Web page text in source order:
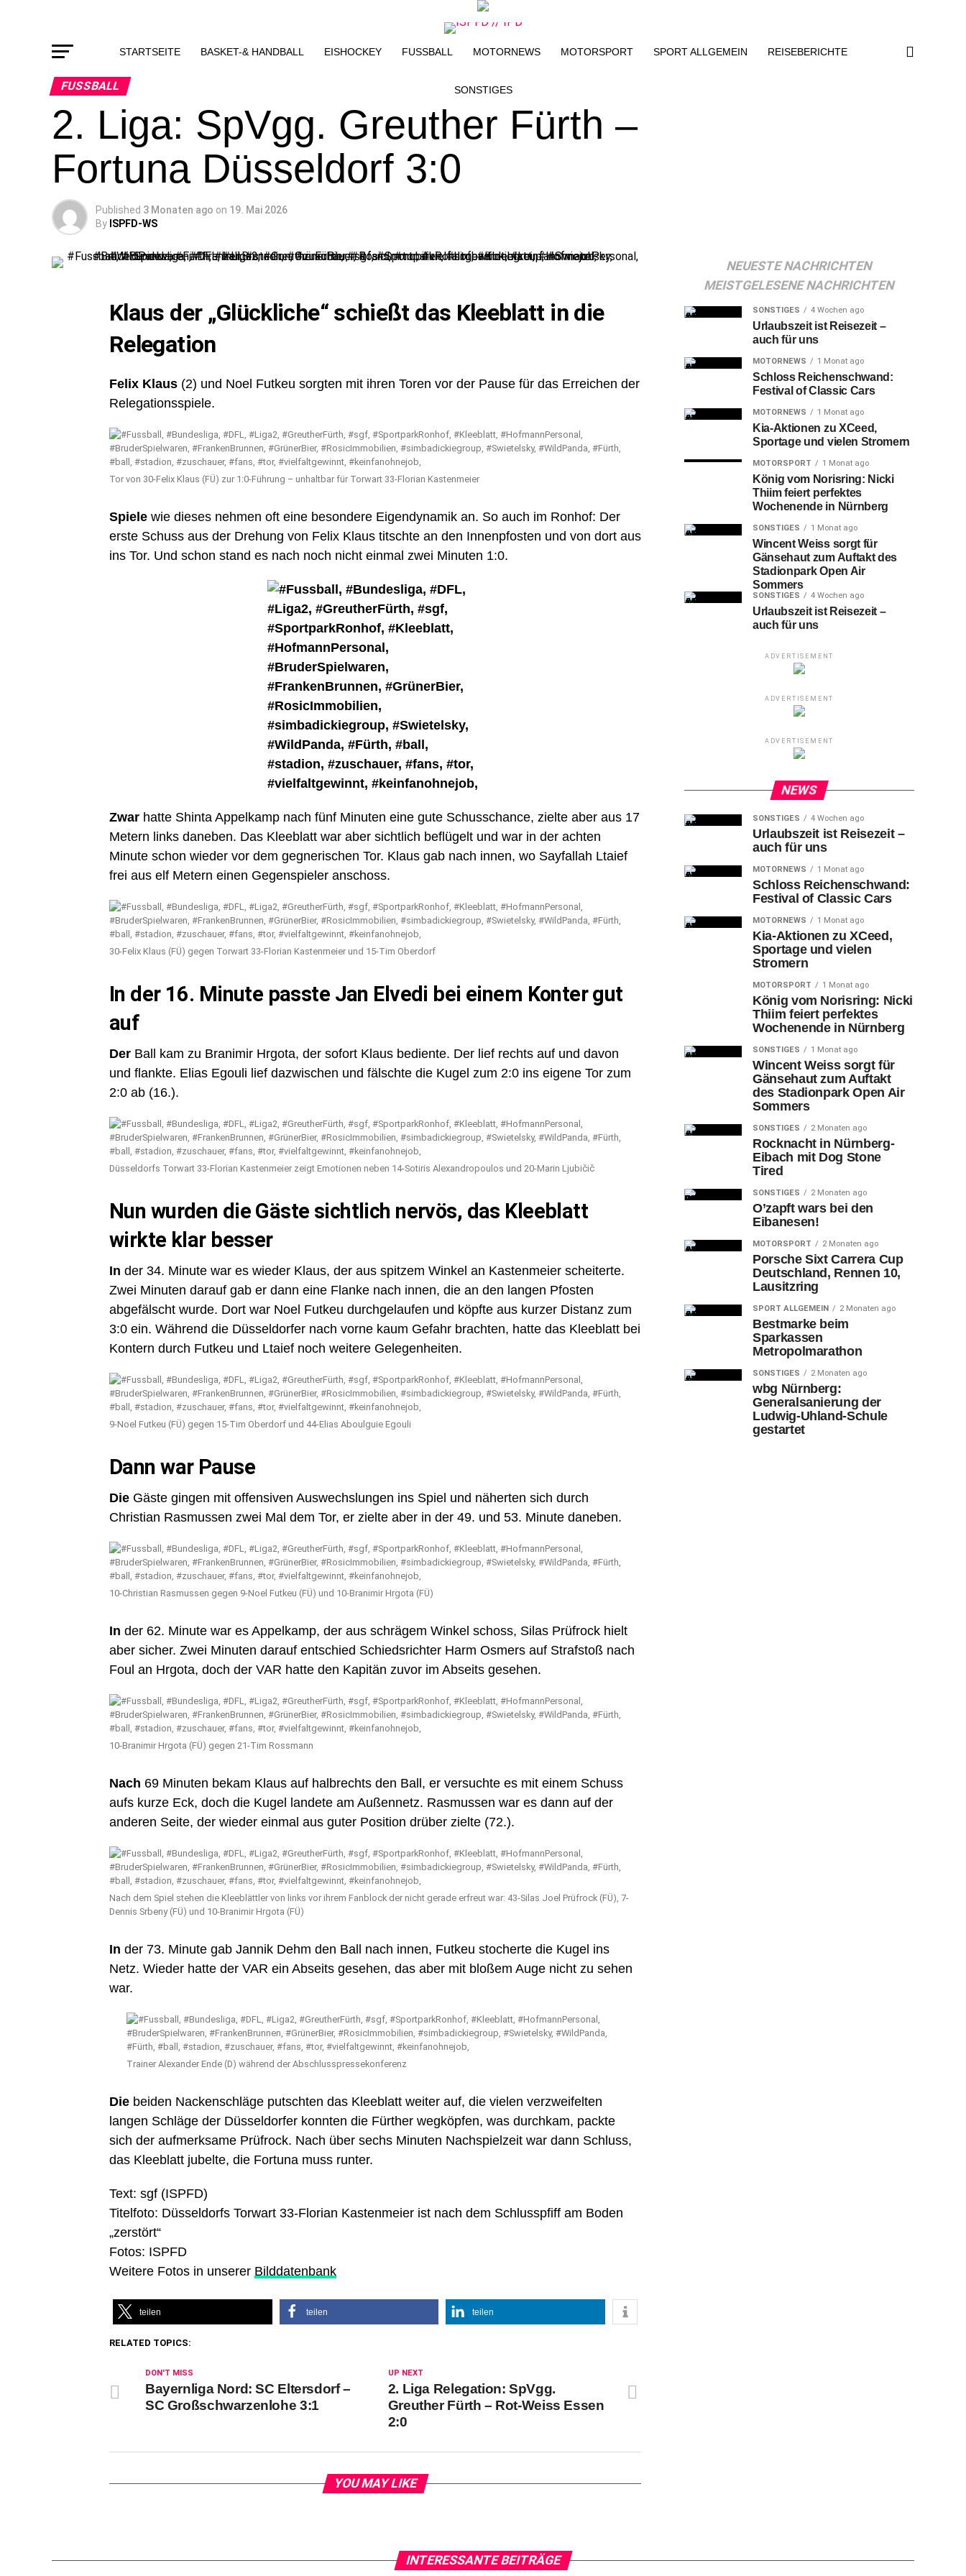
STARTSEITE BASKET-& HANDBALL EISHOCKEY FUSSBALL MOTORNEWS MOTORSPORT SPORT ALLGEMEIN REISEBERICHTE
SONSTIGES
FUSSBALL
2. Liga: SpVgg. Greuther Fürth –
Fortuna Düsseldorf 3:0
Published 3 Monaten ago on 19. Mai 2026
By ISPFD-WS
Klaus der „Glückliche“ schießt das Kleeblatt in die
Relegation
Felix Klaus (2) und Noel Futkeu sorgten mit ihren Toren vor der Pause für das Erreichen der
Relegationsspiele.
Tor von 30-Felix Klaus (FÜ) zur 1:0-Führung – unhaltbar für Torwart 33-Florian Kastenmeier
Spiele wie dieses nehmen oft eine besondere Eigendynamik an. So auch im Ronhof: Der
erste Schuss aus der Drehung von Felix Klaus titschte an den Innenpfosten und von dort aus
ins Tor. Und schon stand es nach noch nicht einmal zwei Minuten 1:0.
Zwar hatte Shinta Appelkamp nach fünf Minuten eine gute Schusschance, zielte aber aus 17
Metern links daneben. Das Kleeblatt war aber sichtlich beflügelt und war in der achten
Minute schon wieder vor dem gegnerischen Tor. Klaus gab nach innen, wo Sayfallah Ltaief
frei aus elf Metern einen Gegenspieler anschoss.
30-Felix Klaus (FÜ) gegen Torwart 33-Florian Kastenmeier und 15-Tim Oberdorf
In der 16. Minute passte Jan Elvedi bei einem Konter gut
auf
Der Ball kam zu Branimir Hrgota, der sofort Klaus bediente. Der lief rechts auf und davon
und flankte. Elias Egouli lief dazwischen und fälschte die Kugel zum 2:0 ins eigene Tor zum
2:0 ab (16.).
Düsseldorfs Torwart 33-Florian Kastenmeier zeigt Emotionen neben 14-Sotiris Alexandropoulos und 20-Marin Ljubičič
Nun wurden die Gäste sichtlich nervös, das Kleeblatt
wirkte klar besser
In der 34. Minute war es wieder Klaus, der aus spitzem Winkel an Kastenmeier scheiterte.
Zwei Minuten darauf gab er dann eine Flanke nach innen, die an den langen Pfosten
abgefälscht wurde. Dort war Noel Futkeu durchgelaufen und köpfte aus kurzer Distanz zum
3:0 ein. Während die Düsseldorfer nach vorne kaum Gefahr brachten, hatte das Kleeblatt bei
Kontern durch Futkeu und Ltaief noch weitere Gelegenheiten.
9-Noel Futkeu (FÜ) gegen 15-Tim Oberdorf und 44-Elias Aboulguie Egouli
Dann war Pause
Die Gäste gingen mit offensiven Auswechslungen ins Spiel und näherten sich durch
Christian Rasmussen zwei Mal dem Tor, er zielte aber in der 49. und 53. Minute daneben.
10-Christian Rasmussen gegen 9-Noel Futkeu (FÜ) und 10-Branimir Hrgota (FÜ)
In der 62. Minute war es Appelkamp, der aus schrägem Winkel schoss, Silas Prüfrock hielt
aber sicher. Zwei Minuten darauf entschied Schiedsrichter Harm Osmers auf Strafstoß nach
Foul an Hrgota, doch der VAR hatte den Kapitän zuvor im Abseits gesehen.
10-Branimir Hrgota (FÜ) gegen 21-Tim Rossmann
Nach 69 Minuten bekam Klaus auf halbrechts den Ball, er versuchte es mit einem Schuss
aufs kurze Eck, doch die Kugel landete am Außennetz. Rasmussen war es dann auf der
anderen Seite, der wieder einmal aus guter Position drüber zielte (72.).
Nach dem Spiel stehen die Kleeblättler von links vor ihrem Fanblock der nicht gerade erfreut war: 43-Silas Joel Prüfrock (FÜ), 7-
Dennis Srbeny (FÜ) und 10-Branimir Hrgota (FÜ)
In der 73. Minute gab Jannik Dehm den Ball nach innen, Futkeu stocherte die Kugel ins
Netz. Wieder hatte der VAR ein Abseits gesehen, das aber mit bloßem Auge nicht zu sehen
war.
Trainer Alexander Ende (D) während der Abschlusspressekonferenz
Die beiden Nackenschläge putschten das Kleeblatt weiter auf, die vielen verzweifelten
langen Schläge der Düsseldorfer konnten die Fürther wegköpfen, was durchkam, packte
sich der aufmerksame Prüfrock. Nach über sechs Minuten Nachspielzeit war dann Schluss,
das Kleeblatt jubelte, die Fortuna muss runter.
Text: sgf (ISPFD)
Titelfoto: Düsseldorfs Torwart 33-Florian Kastenmeier ist nach dem Schlusspfiff am Boden
„zerstört“
Fotos: ISPFD
Weitere Fotos in unserer Bilddatenbank
teilen teilen teilen
RELATED TOPICS:
UP NEXT
2. Liga Relegation: SpVgg.
Greuther Fürth – Rot-Weiss Essen
2:0
DON'T MISS
Bayernliga Nord: SC Eltersdorf –
SC Großschwarzenlohe 3:1
YOU MAY LIKE
NEUESTE NACHRICHTEN
MEISTGELESENE NACHRICHTEN
SONSTIGES 4 Wochen ago
Urlaubszeit ist Reisezeit –
auch für uns
MOTORNEWS 1 Monat ago
Schloss Reichenschwand:
Festival of Classic Cars
MOTORNEWS 1 Monat ago
Kia-Aktionen zu XCeed,
Sportage und vielen Stromern
MOTORSPORT 1 Monat ago
König vom Norisring: Nicki
Thiim feiert perfektes
Wochenende in Nürnberg
SONSTIGES 1 Monat ago
Wincent Weiss sorgt für
Gänsehaut zum Auftakt des
Stadionpark Open Air
Sommers
SONSTIGES 4 Wochen ago
Urlaubszeit ist Reisezeit –
auch für uns
ADVERTISEMENT
ADVERTISEMENT
ADVERTISEMENT
NEWS
SONSTIGES 4 Wochen ago
Urlaubszeit ist Reisezeit –
auch für uns
MOTORNEWS 1 Monat ago
Schloss Reichenschwand:
Festival of Classic Cars
MOTORNEWS 1 Monat ago
Kia-Aktionen zu XCeed,
Sportage und vielen
Stromern
MOTORSPORT 1 Monat ago
König vom Norisring: Nicki
Thiim feiert perfektes
Wochenende in Nürnberg
SONSTIGES 1 Monat ago
Wincent Weiss sorgt für
Gänsehaut zum Auftakt
des Stadionpark Open Air
Sommers
SONSTIGES 2 Monaten ago
Rocknacht in Nürnberg-
Eibach mit Dog Stone
Tired
SONSTIGES 2 Monaten ago
O’zapft wars bei den
Eibanesen!
MOTORSPORT 2 Monaten ago
Porsche Sixt Carrera Cup
Deutschland, Rennen 10,
Lausitzring
SPORT ALLGEMEIN 2 Monaten ago
Bestmarke beim
Sparkassen
Metropolmarathon
SONSTIGES 2 Monaten ago
wbg Nürnberg:
Generalsanierung der
Ludwig-Uhland-Schule
gestartet
INTERESSANTE BEITRÄGE